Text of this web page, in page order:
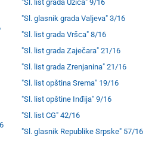
"Sl. list grada Užica" 9/16
"Sl. glasnik grada Valjeva" 3/16
"Sl. list grada Vršca" 8/16
"Sl. list grada Zaječara" 21/16
"Sl. list grada Zrenjanina" 21/16
"Sl. list opština Srema" 19/16
"Sl. list opštine Inđija" 9/16
"Sl. list CG" 42/16
"Sl. glasnik Republike Srpske" 57/16